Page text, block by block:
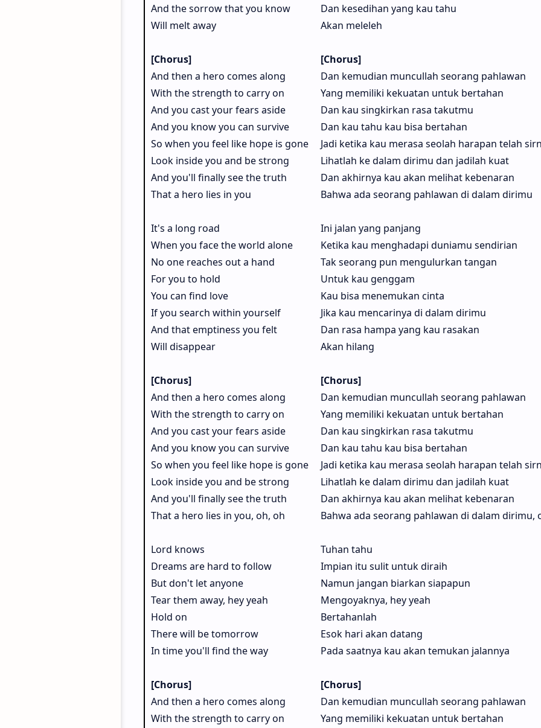
And the sorrow that you know
Will melt away
[Chorus]
And then a hero comes along
With the strength to carry on
And you cast your fears aside
And you know you can survive
So when you feel like hope is gone
Look inside you and be strong
And you'll finally see the truth
That a hero lies in you
It's a long road
When you face the world alone
No one reaches out a hand
For you to hold
You can find love
If you search within yourself
And that emptiness you felt
Will disappear
[Chorus]
And then a hero comes along
With the strength to carry on
And you cast your fears aside
And you know you can survive
So when you feel like hope is gone
Look inside you and be strong
And you'll finally see the truth
That a hero lies in you, oh, oh
Lord knows
Dreams are hard to follow
But don't let anyone
Tear them away, hey yeah
Hold on
There will be tomorrow
In time you'll find the way
[Chorus]
And then a hero comes along
With the strength to carry on
Dan kesedihan yang kau tahu
Akan meleleh
[Chorus]
Dan kemudian muncullah seorang pahlawan
Yang memiliki kekuatan untuk bertahan
Dan kau singkirkan rasa takutmu
Dan kau tahu kau bisa bertahan
Jadi ketika kau merasa seolah harapan telah
Lihatlah ke dalam dirimu dan jadilah kuat
Dan akhirnya kau akan melihat kebenaran
Bahwa ada seorang pahlawan di dalam dirimu
Ini jalan yang panjang
Ketika kau menghadapi duniamu sendirian
Tak seorang pun mengulurkan tangan
Untuk kau genggam
Kau bisa menemukan cinta
Jika kau mencarinya di dalam dirimu
Dan rasa hampa yang kau rasakan
Akan hilang
[Chorus]
Dan kemudian muncullah seorang pahlawan
Yang memiliki kekuatan untuk bertahan
Dan kau singkirkan rasa takutmu
Dan kau tahu kau bisa bertahan
Jadi ketika kau merasa seolah harapan telah
Lihatlah ke dalam dirimu dan jadilah kuat
Dan akhirnya kau akan melihat kebenaran
Bahwa ada seorang pahlawan di dalam dirimu,
Tuhan tahu
Impian itu sulit untuk diraih
Namun jangan biarkan siapapun
Mengoyaknya, hey yeah
Bertahanlah
Esok hari akan datang
Pada saatnya kau akan temukan jalannya
[Chorus]
Dan kemudian muncullah seorang pahlawan
Yang memiliki kekuatan untuk bertahan